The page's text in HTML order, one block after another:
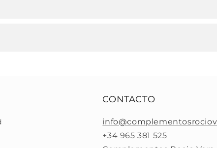
CONTACTO
+34 965 381 525